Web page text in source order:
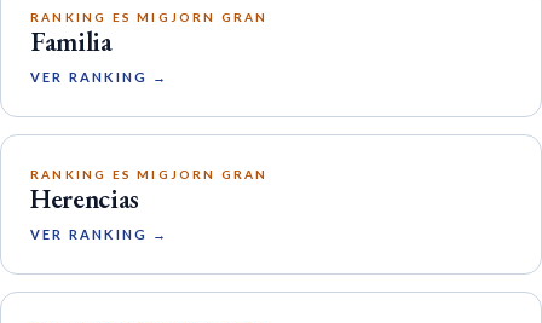
RANKING ES MIGJORN GRAN
Familia
VER RANKING →
RANKING ES MIGJORN GRAN
Herencias
VER RANKING →